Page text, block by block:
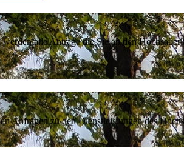
alle Anträge die Sie an den
Anfragen zu den Dienstleistungen des